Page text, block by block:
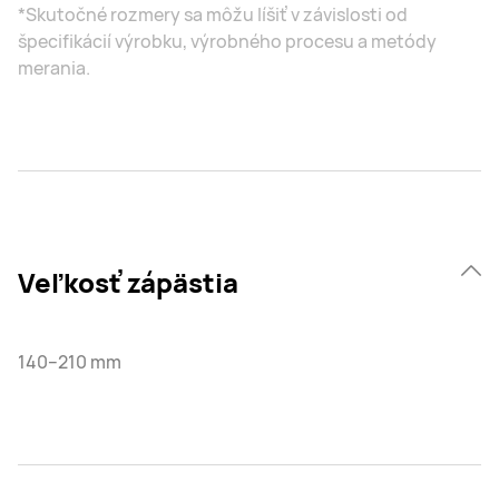
*Skutočné rozmery sa môžu líšiť v závislosti od
špecifikácií výrobku, výrobného procesu a metódy
merania.
Veľkosť zápästia
140–210 mm